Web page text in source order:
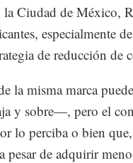
la Ciudad de México,
especialmente
de reducción de
la misma marca
y sobre—, pero el
lo perciba o bien
pesar de adquirir